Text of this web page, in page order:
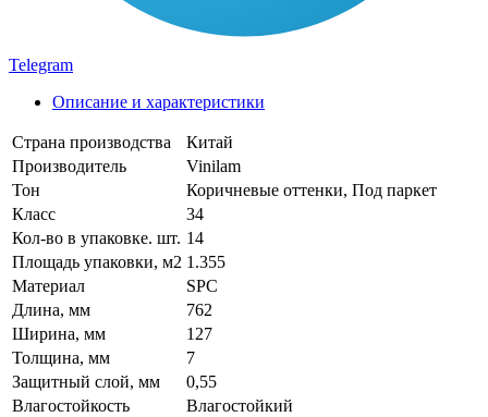
Telegram
Описание и характеристики
Страна производства
Китай
Производитель
Vinilam
Тон
Коричневые оттенки, Под паркет
Класс
34
Кол-во в упаковке. шт. 14
Площадь упаковки, м2 1.355
Материал
SPC
Длина, мм
762
Ширина, мм
127
Толщина, мм
7
Защитный слой, мм
0,55
Влагостойкость
Влагостойкий